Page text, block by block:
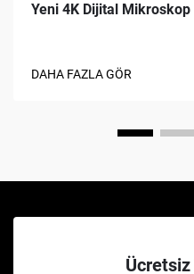
Yeni 4K Dijital Mikroskop
DAHA FAZLA GÖR
Ücretsiz